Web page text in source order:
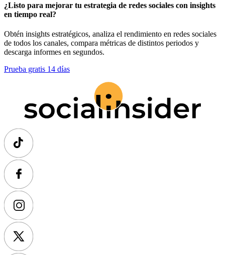
Generación de leads y ventas
Gestión de reputación
Inteligencia de mercado
Redes y colaboraciones
Método de mercado
Método de costos
Valor de conversión
¿Listo para mejorar tu estrategia de redes sociales con insights
en tiempo real?
Obtén insights estratégicos, analiza el rendimiento en redes sociales
de todos los canales, compara métricas de distintos periodos y
descarga informes en segundos.
Prueba gratis 14 días